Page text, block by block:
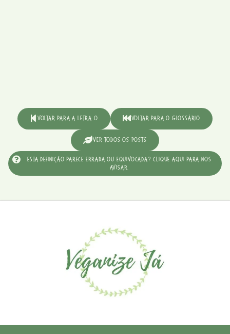
Voltar para a Letra O Voltar para o Glossário
Ver Todos os Posts
Esta definição parece errada ou equivocada? Clique aqui para nos
avisar.